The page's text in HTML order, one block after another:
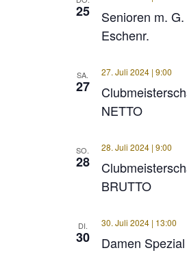
25
Senioren m.
Eschenr.
SA.
27
NETTO
27. Juli 2024 | 9:00
SO.
28
BRUTTO
28. Juli 2024 | 9:00
DI.
30 Damen
30. Juli 2024 | 13:00